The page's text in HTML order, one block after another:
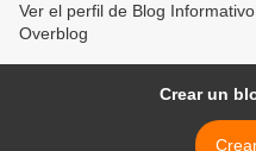
Ver el perfil de Blog
Overblog
Crear un